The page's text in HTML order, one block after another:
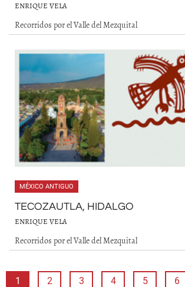
ENRIQUE VELA
Recorridos por el Valle del Mezquital
MÉXICO ANTIGUO
TECOZAUTLA, HIDALGO
ENRIQUE VELA
Recorridos por el Valle del Mezquital
1 2 3 4 5 6